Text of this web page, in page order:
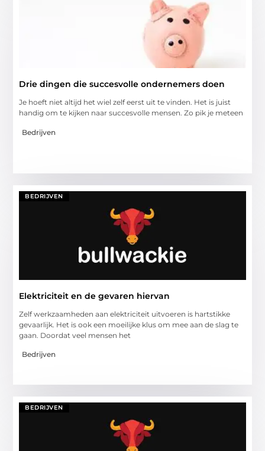
Drie dingen die succesvolle ondernemers doen
Je hoeft niet altijd het wiel zelf eerst uit te vinden. Het is juist
handig om te kijken naar succesvolle mensen. Zo pik je meteen
Bedrijven
BEDRIJVEN
Elektriciteit en de gevaren hiervan
Zelf werkzaamheden aan elektriciteit uitvoeren is hartstikke
gevaarlijk. Het is ook een moeilijke klus om mee aan de slag te
gaan. Doordat veel mensen het
Bedrijven
BEDRIJVEN